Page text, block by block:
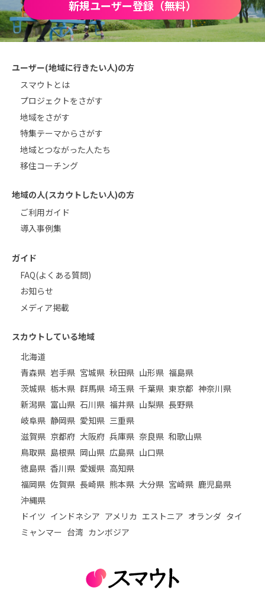
新規ユーザー登録（無料）
ユーザー(地域に行きたい人)の方
スマウトとは
プロジェクトをさがす
地域をさがす
特集テーマからさがす
地域とつながった人たち
移住コーチング
地域の人(スカウトしたい人)の方
ご利用ガイド
導入事例集
ガイド
FAQ(よくある質問)
お知らせ
メディア掲載
スカウトしている地域
北海道
青森県 岩手県 宮城県 秋田県 山形県 福島県
茨城県 栃木県 群馬県 埼玉県 千葉県 東京都 神奈川県
新潟県 富山県 石川県 福井県 山梨県 長野県
岐阜県 静岡県 愛知県 三重県
滋賀県 京都府 大阪府 兵庫県 奈良県 和歌山県
鳥取県 島根県 岡山県 広島県 山口県
徳島県 香川県 愛媛県 高知県
福岡県 佐賀県 長崎県 熊本県 大分県 宮崎県 鹿児島県
沖縄県
ドイツ インドネシア アメリカ エストニア オランダ タイ
ミャンマー 台湾 カンボジア